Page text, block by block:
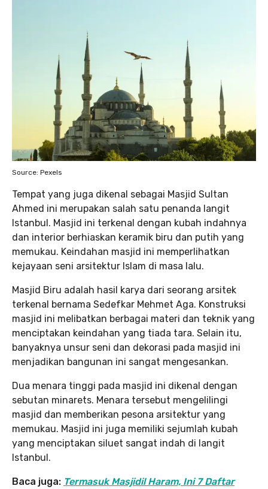
Source: Pexels
Tempat yang juga dikenal sebagai Masjid Sultan
Ahmed ini merupakan salah satu penanda langit
Istanbul. Masjid ini terkenal dengan kubah indahnya
dan interior berhiaskan keramik biru dan putih yang
memukau. Keindahan masjid ini memperlihatkan
kejayaan seni arsitektur Islam di masa lalu.
Masjid Biru adalah hasil karya dari seorang arsitek
terkenal bernama Sedefkar Mehmet Aga. Konstruksi
masjid ini melibatkan berbagai materi dan teknik yang
menciptakan keindahan yang tiada tara. Selain itu,
banyaknya unsur seni dan dekorasi pada masjid ini
menjadikan bangunan ini sangat mengesankan.
Dua menara tinggi pada masjid ini dikenal dengan
sebutan minarets. Menara tersebut mengelilingi
masjid dan memberikan pesona arsitektur yang
memukau. Masjid ini juga memiliki sejumlah kubah
yang menciptakan siluet sangat indah di langit
Istanbul.
Baca juga: Termasuk Masjidil Haram, Ini 7 Daftar